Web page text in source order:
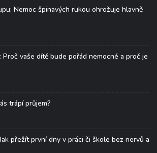
Nemoc špinavých rukou ohrožuje hlavně
vaše dítě bude pořád nemocné a proč je
trápí průjem?
přežít první dny v práci či škole bez nervů a